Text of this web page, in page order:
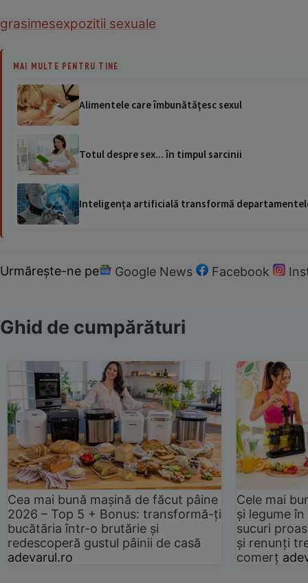
grasimesexpozitii sexuale
MAI MULTE PENTRU TINE
Alimentele care îmbunătăţesc sexul
Totul despre sex... în timpul sarcinii
Inteligența artificială transformă
Urmărește-ne pe Google News Facebook
Ghid de cumpărături
Cea mai bună mașină de făcut pâine
2026 – Top 5 + Bonus: transformă-ți
bucătăria într-o brutărie și
redescoperă gustul pâinii de casă
adevarul.ro
Cele mai
și legume
sucuri
și renunți
comerț